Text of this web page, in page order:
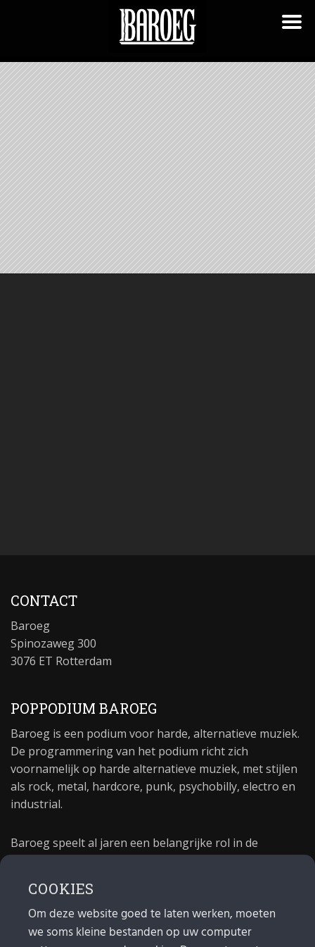
CONTACT
Baroeg
Spinozaweg 300
3076 ET Rotterdam
POPPODIUM BAROEG
Baroeg is een podium voor harde, alternatieve muziek.
De programmering van het podium richt zich
voornamelijk op harde alternatieve muziek, met stijlen
als rock, metal, hardcore, punk, psychobilly, electro en
industrial.
Baroeg speelt al jaren een belangrijke rol in de
poppodium 40 jaar.
MAIL
COOKIES
Om deze website goed te laten werken, moeten
we soms kleine bestanden op uw computer